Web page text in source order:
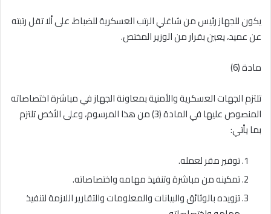
يكون للجهاز رئيس من شاغلي الرتب العسكرية للضباط، على ألا تقل رتبته
عن عميد، يعين بقرار من الوزير المختص.
مادة (6)
تلتزم الجهات العسكرية والأمنية بمعاونة الجهاز في مباشرة اختصاصاته
المنصوص عليها في المادة (3) من هذا المرسوم، وعلى الأخص تلتزم
بما يأتي:
توفير مقر لعمله.
تمكينه من مباشرة وتنفيذ مهامه واختصاصاته.
تزويده بالوثائق والبيانات والمعلومات والتقارير اللازمة لتنفيذ